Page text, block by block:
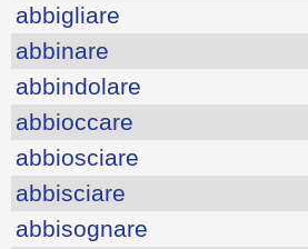
abbigliare
abbinare
abbindolare
abbioccare
abbiosciare
abbisciare
abbisognare